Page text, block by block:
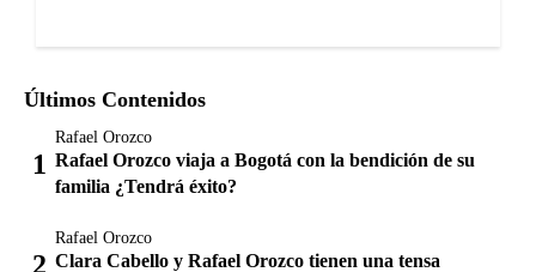
Últimos Contenidos
Rafael Orozco
Rafael Orozco viaja a Bogotá con la bendición de su
familia ¿Tendrá éxito?
Rafael Orozco
Clara Cabello y Rafael Orozco tienen una tensa